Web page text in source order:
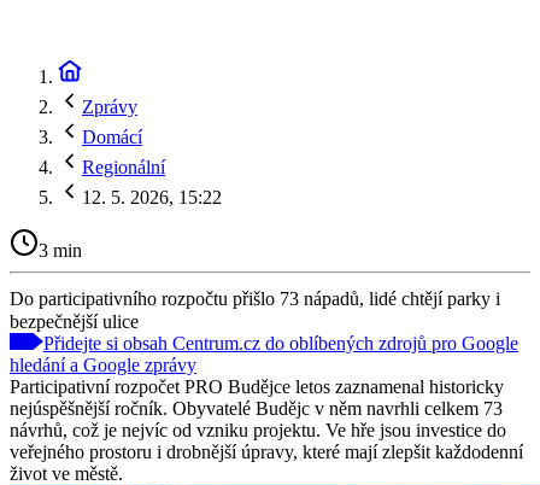
Zprávy
Domácí
Regionální
12. 5. 2026, 15:22
3 min
Do participativního rozpočtu přišlo 73 nápadů, lidé chtějí parky i
bezpečnější ulice
Přidejte si obsah Centrum.cz do oblíbených zdrojů pro Google
hledání a Google zprávy
Participativní rozpočet PRO Budějce letos zaznamenal historicky
nejúspěšnější ročník. Obyvatelé Budějc v něm navrhli celkem 73
návrhů, což je nejvíc od vzniku projektu. Ve hře jsou investice do
veřejného prostoru i drobnější úpravy, které mají zlepšit každodenní
život ve městě.